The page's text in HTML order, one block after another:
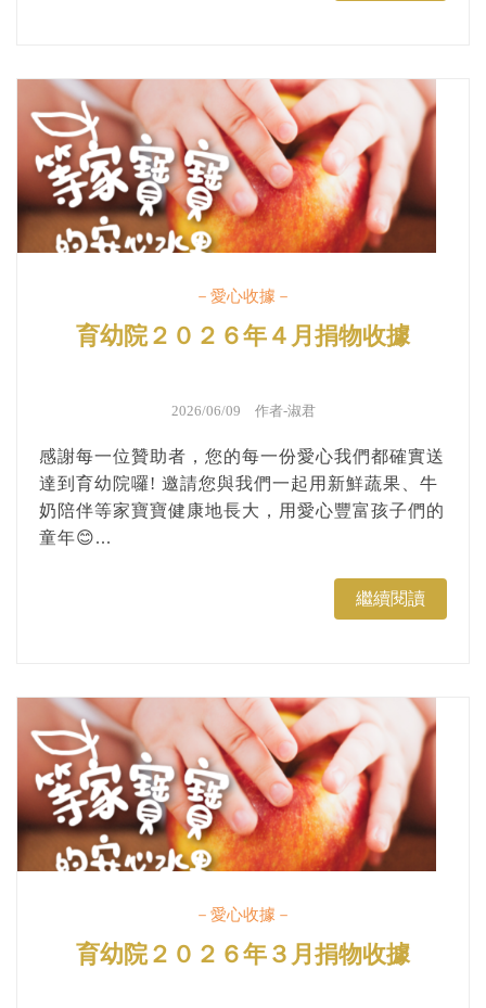
－愛心收據－
育幼院２０２６年４月捐物收據
2026/06/09 作者-淑君
感謝每一位贊助者，您的每一份愛心我們都確實送
達到育幼院囉! 邀請您與我們一起用新鮮蔬果、牛
奶陪伴等家寶寶健康地長大，用愛心豐富孩子們的
童年😊...
繼續閱讀
－愛心收據－
育幼院２０２６年３月捐物收據